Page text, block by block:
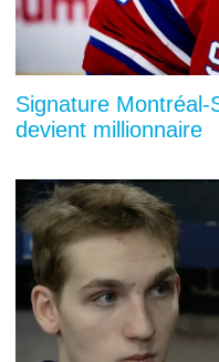
Signature Montréal-
devient millionnaire